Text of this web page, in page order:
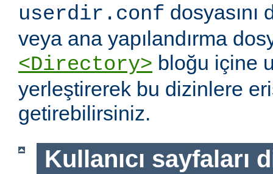
userdir.conf dosyasını
veya ana yapılandırma
<Directory> bloğu içine
yerleştirerek bu dizinlere
getirebilirsiniz.
Kullanıcı sayfaları